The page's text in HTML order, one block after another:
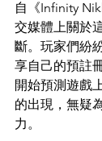
自《Infinity
交媒體上關於
斷。玩家們紛
享自己的預註
開始預測遊戲
的出現，無疑
力。